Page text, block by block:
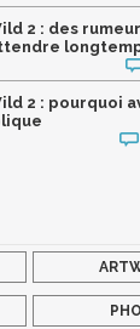
2 : des
2 : pourquoi